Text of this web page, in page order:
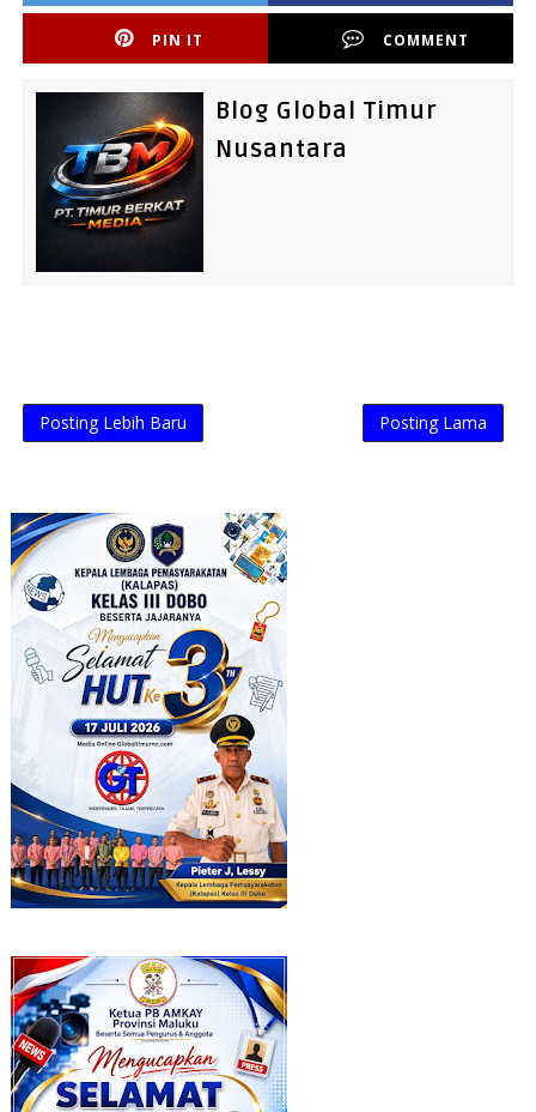
PIN IT COMMENT
Blog Global Timur
Nusantara
Posting Lebih Baru Posting Lama